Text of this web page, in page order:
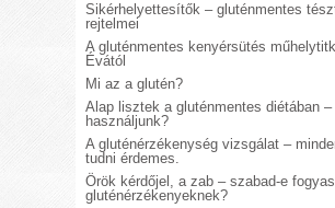
Sikérhelyettesítők – gluténmentes
rejtelmei
A gluténmentes kenyérsütés
Évától
Mi az a glutén?
Alap lisztek a gluténmentes diétában
használjunk?
A gluténérzékenység vizsgálat –
tudni érdemes.
Örök kérdőjel, a zab – szabad-e
gluténérzékenyeknek?